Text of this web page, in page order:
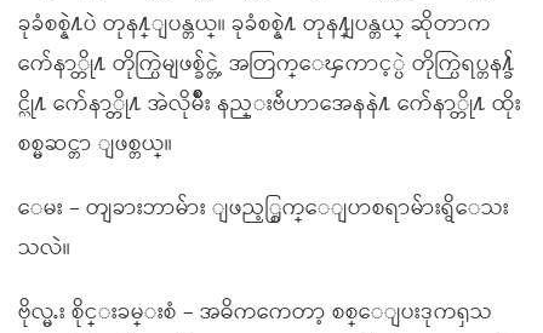
ခုခံစစ္နဲ႔ပဲ တုန႔္ျပန္တယ္။ ခုခံစစ္နဲ႔ တုန႔္ျပန္တယ္ ဆိုတာက
က်ေနာ္တို႔ တိုက္ပြဲမျဖစ္ခ်င္တဲ့ အတြက္ေၾကာင့္ပဲ တိုက္ပြဲရပ္တန႔္ခ်
င္လို႔ က်ေနာ္တို႔ အဲလိုမ်ိဳး နည္းဗ်ဴဟာအေနနဲ႔ က်ေနာ္တို႔ ထိုး
စစ္မဆင္တာ ျဖစ္တယ္။
ေမး – တျခားဘာမ်ား ျဖည့္စြက္ေျပာစရာမ်ားရွိေသး
သလဲ။
ဗိုလ္မႉး စိုင္းခမ္းစံ – အဓိကကေတာ့ စစ္ေျပးဒုကၡသ